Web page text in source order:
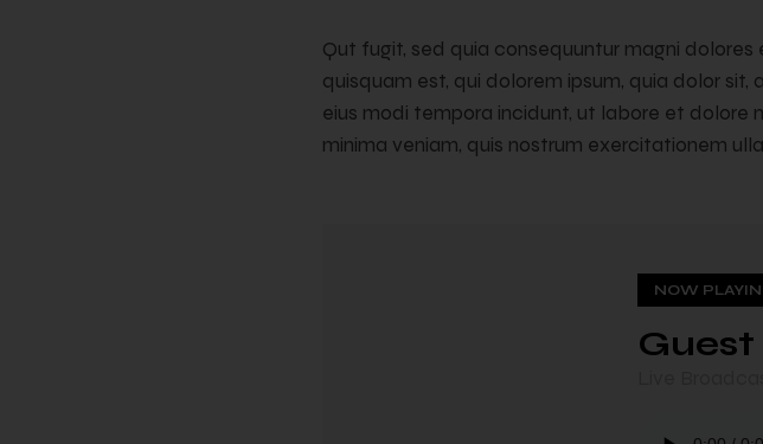
Qut fugit, sed quia consequuntur magni
quisquam est, qui dolorem ipsum, quia dolor
eius modi tempora incidunt, ut labore et
minima veniam, quis nostrum exercitationem
NOW
Guest
NOW
In My